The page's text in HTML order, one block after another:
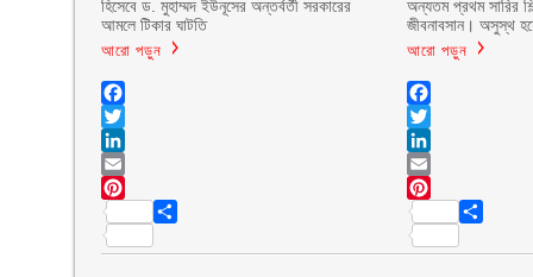
হিসেবে ড. মুহাম্মদ ইউনূসের অন্তর্বর্তী সরকারের
আমলে টিকার ঘাটতি
আরো পড়ুন
Facebook
Twitter
LinkedIn
Email
Pinterest
অন্যতম প্রথম সারির
জীবনাবসান। অসুস্থ
আরো পড়ুন
Facebook
Twitter
LinkedIn
Email
Pinterest